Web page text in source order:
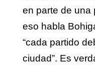
en parte de una
eso habla
“cada partido
ciudad”. Es